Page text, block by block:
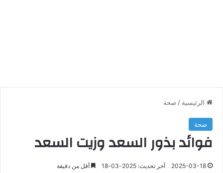
الرئيسية / صحة
صحة
فوائد بذور السعد وزيت السعد
2025-03-18 آخر تحديث: 2025-03-18 أقل من دقيقة